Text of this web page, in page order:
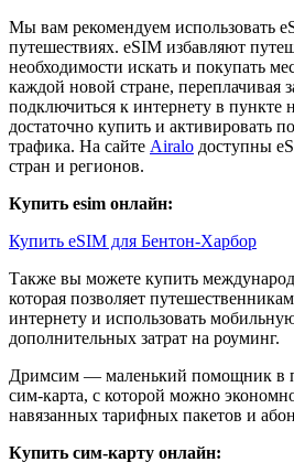
Мы вам рекомендуем использовать
путешествиях. eSIM избавляют
необходимости искать и покупать
каждой новой стране, переплачивая
подключиться к интернету в пункте
достаточно купить и активировать
трафика. На сайте Airalo доступны
стран и регионов.
Купить esim онлайн:
Купить eSIM для Бентон-Харбор
Также вы можете купить
которая позволяет
интернету и использовать
дополнительных затрат на роуминг.
Дримсим — маленький помощник в
сим-карта, с которой можно
навязанных тарифных пакетов и
Купить сим-карту онлайн: